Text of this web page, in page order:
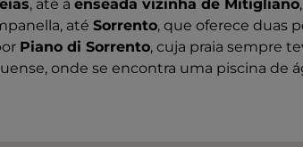
, até à enseada vizinha de Mitigliano
até Sorrento, que oferece duas
Piano di Sorrento, cuja praia sempre
onde se encontra uma piscina de